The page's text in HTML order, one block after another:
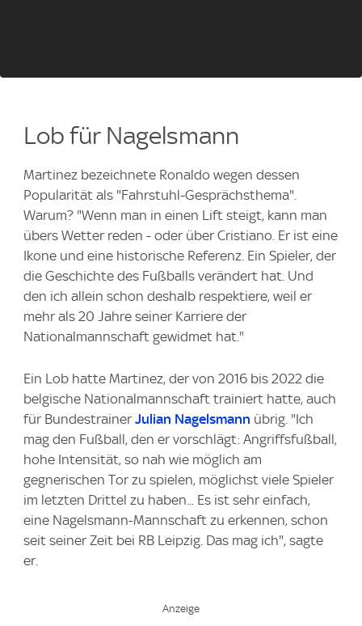
Lob für Nagelsmann
Martinez bezeichnete Ronaldo wegen dessen
Popularität als "Fahrstuhl-Gesprächsthema".
Warum? "Wenn man in einen Lift steigt, kann man
übers Wetter reden - oder über Cristiano. Er ist eine
Ikone und eine historische Referenz. Ein Spieler, der
die Geschichte des Fußballs verändert hat. Und
den ich allein schon deshalb respektiere, weil er
mehr als 20 Jahre seiner Karriere der
Nationalmannschaft gewidmet hat."
Ein Lob hatte Martinez, der von 2016 bis 2022 die
belgische Nationalmannschaft trainiert hatte, auch
für Bundestrainer Julian Nagelsmann übrig. "Ich
mag den Fußball, den er vorschlägt: Angriffsfußball,
hohe Intensität, so nah wie möglich am
gegnerischen Tor zu spielen, möglichst viele Spieler
im letzten Drittel zu haben... Es ist sehr einfach,
eine Nagelsmann-Mannschaft zu erkennen, schon
seit seiner Zeit bei RB Leipzig. Das mag ich", sagte
er.